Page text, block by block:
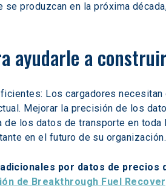
produzcan en la próxima
ayudarle a
Los cargadores
Mejorar la precisión de los
los datos de transporte en
en el futuro de su organización.
por datos de
de Breakthrough Fuel